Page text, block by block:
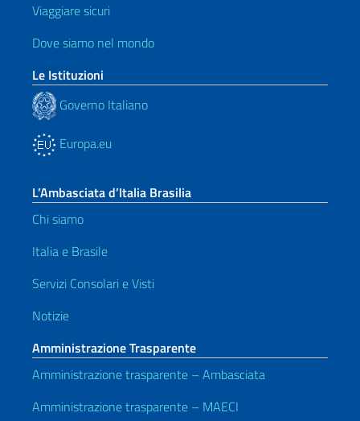
Viaggiare sicuri
Dove siamo nel mondo
Le Istituzioni
Governo Italiano
Europa.eu
L’Ambasciata d’Italia Brasilia
Chi siamo
Italia e Brasile
Servizi Consolari e Visti
Notizie
Amministrazione Trasparente
Amministrazione trasparente – Ambasciata
Amministrazione trasparente – MAECI